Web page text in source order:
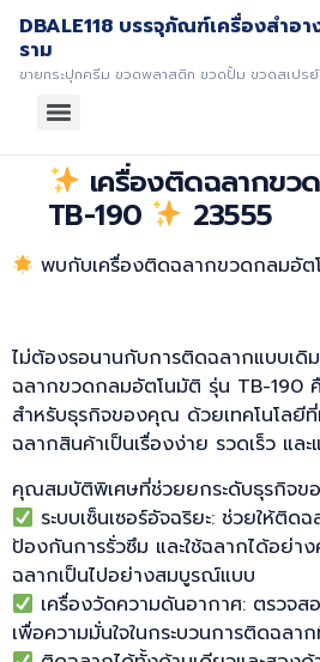
DBALE118 บรรจุภัณฑ์เครื่องสำอ
ราม
ขายกระปุกครีม ขวดพลาสติก ขวดปั้ม ขวดสเปร
เครื่องติดฉลากข
TB-190 23555
พบกับเครื่องติดฉลากขวดกลมอัต
ไม่ต้องรอนานกับการติดฉลากแบบเดิ
ฉลากขวดกลมอัตโนมัติ รุ่น TB-190
สำหรับธุรกิจของคุณ ด้วยเทคโนโลยี
ฉลากสินค้าเป็นเรื่องง่าย รวดเร็ว และ
คุณสมบัติพิเศษที่ช่วยยกระดับธุรกิจ
ระบบเซ็นเซอร์อัจฉริยะ: ช่วยให้ติด
ป้องกันการรั่วซึม และใช้ฉลากได้อย่า
ฉลากเป็นไปอย่างสมบูรณ์แบบ
เครื่องวัดความดันอากาศ: ตรวจส
เพื่อความมั่นใจในกระบวนการติดฉลา